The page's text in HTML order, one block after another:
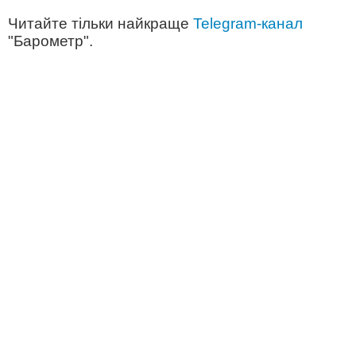
Читайте тільки найкраще Telegram-канал
"Барометр".